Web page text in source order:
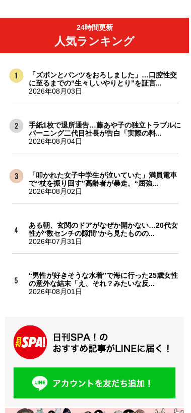
24時間更新
人気ランキング
「ズボンとパンツをおろしました」…口腔性交
に至るまでの“生々しいやりとり”を証言...
2026年08月03日
手紙1枚で退所通告…藤あや子の独立トラブルに
バーニング二代目社長が告白「実際の料...
2026年08月04日
「叩かれた女子中学生が泣いていた」満員電車
で“杖を振り回す”高齢者が暴走。“屈強...
2026年08月02日
ある朝、玄関のドアがなぜか開かない…20代女
性が“数センチの隙間”から見たものの...
2026年07月31日
“男性が好きそうな水着”で海に行った25歳女性
の意外な結末「え、それ？みたいな反...
2026年08月01日